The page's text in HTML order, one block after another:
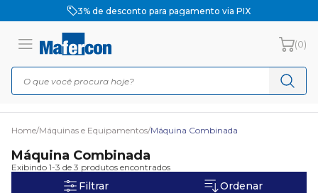
3% de desconto para pagamento via PIX
(0)
Home/Máquinas e Equipamentos/Máquina Combinada
Máquina Combinada
Exibindo 1-3 de 3 produtos encontrados
Filtrar
Ordenar